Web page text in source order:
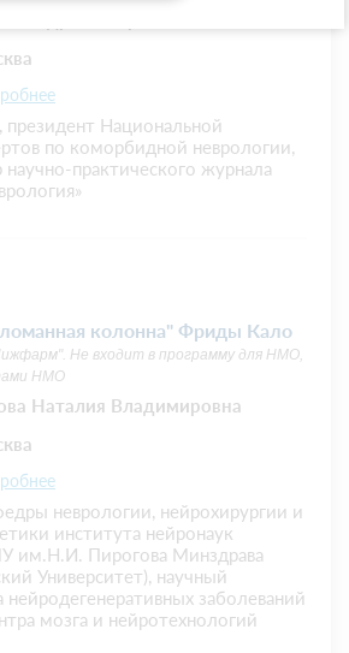
президент Национальной
по коморбидной неврологии,
научно-практического журнала
колонна" Фриды Кало
Не входит в программу для НМО,
НМО
Наталия Владимировна
неврологии, нейрохирургии и
института нейронаук
Пирогова Минздрава
Университет), научный
нейродегенеративных заболеваний
мозга и нейротехнологий